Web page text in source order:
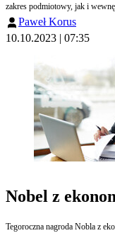
zakres podmiotowy, jak i
Paweł Korus
10.10.2023 | 07:35
Nobel z
Tegoroczna nagroda Nobla z ekonomii została przyznana profesor Claudii Goldin z Uniwersytetu Harvarda za badania sytuacji kobiet na rynku pracy. Doceniono jej prace na temat kobiet na rynku pracy. Goldin jako pierwsza opracowała w wyczerpujący sposób kwestię zarobków i